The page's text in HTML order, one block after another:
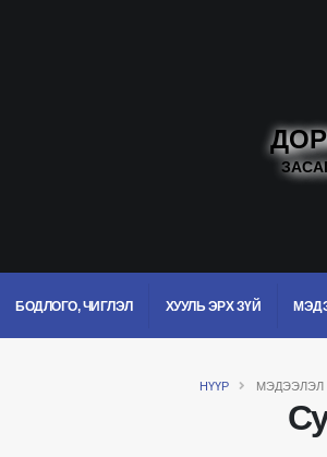
БОДЛОГО, ЧИГЛЭЛ ХУУЛЬ ЭРХ ЗҮЙ
НҮҮР МЭДЭЭЛЭЛ